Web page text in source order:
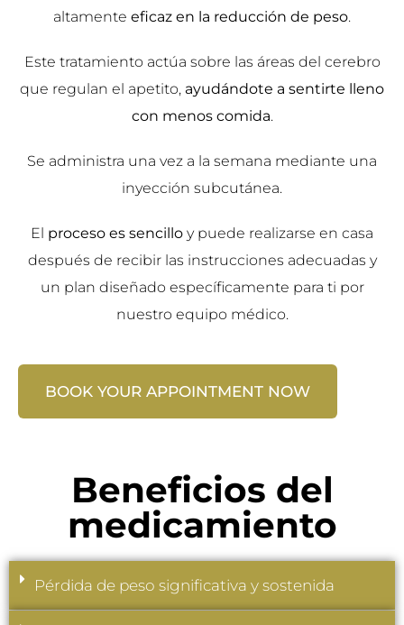
altamente eficaz en la reducción de peso.
Este tratamiento actúa sobre las áreas del cerebro
que regulan el apetito, ayudándote a sentirte lleno
con menos comida.
Se administra una vez a la semana mediante una
inyección subcutánea.
El proceso es sencillo y puede realizarse en casa
después de recibir las instrucciones adecuadas y
un plan diseñado específicamente para ti por
nuestro equipo médico.
BOOK YOUR APPOINTMENT NOW
Beneficios del
medicamiento
Pérdida de peso significativa y sostenida